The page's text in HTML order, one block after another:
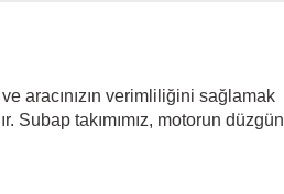
aracınızın verimliliğini sağlamak
Subap takımımız, motorun düzgün